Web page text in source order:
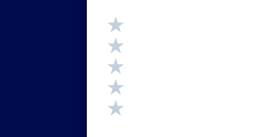
Valutazione